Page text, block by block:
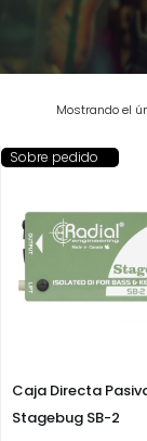
Mostrando el
Sobre pedido
Caja Directa
Stagebug SB-2